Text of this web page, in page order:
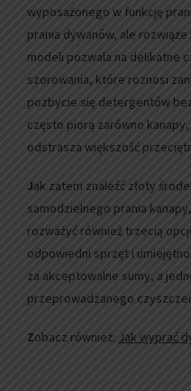
wyposażonego w funkcję
prania dywanów, ale
modeli pozwala na delikatne
szorowania, które roznosi
pozbycie się detergentów
często piorą zarówno
odstrasza większość
Jak zatem znaleźć złoty
samodzielnego prania
rozważyć również trzecią
odpowiedni sprzęt i
za akceptowalne sumy, a
przeprowadzanego
Zobacz również: Jak wyprać